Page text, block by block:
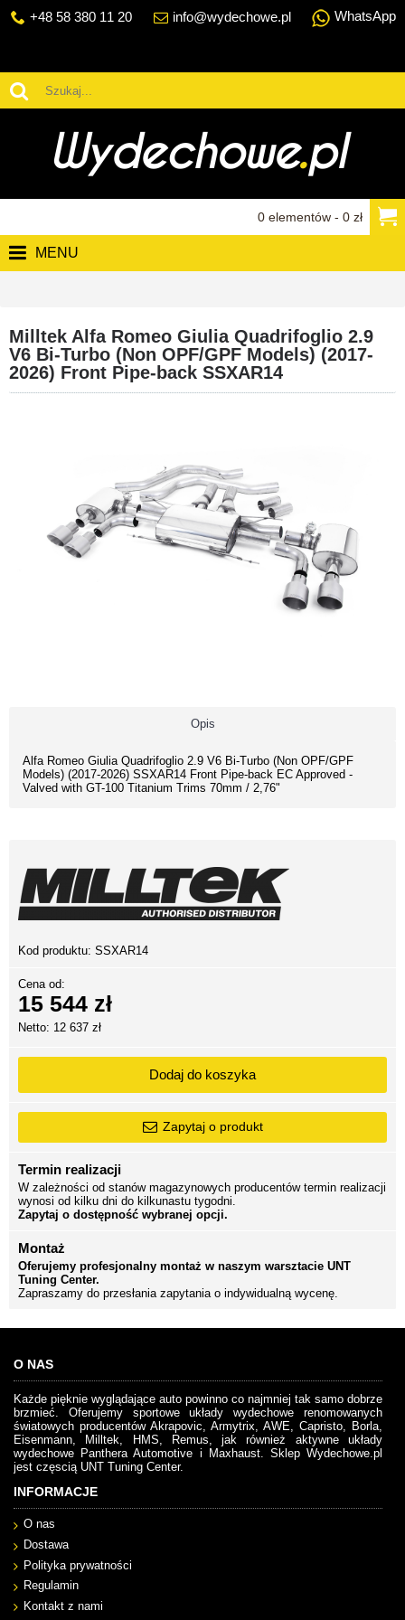
+48 58 380 11 20 info@wydechowe.pl WhatsApp
0 elementów - 0 zł
MENU
Milltek Alfa Romeo Giulia Quadrifoglio 2.9
V6 Bi-Turbo (Non OPF/GPF Models) (2017-
2026) Front Pipe-back SSXAR14
Opis
Alfa Romeo Giulia Quadrifoglio 2.9 V6 Bi-Turbo (Non OPF/GPF
Models) (2017-2026) SSXAR14 Front Pipe-back EC Approved -
Valved with GT-100 Titanium Trims 70mm / 2,76"
Kod produktu: SSXAR14
Cena od:
15 544 zł
Netto: 12 637 zł
Dodaj do koszyka
Zapytaj o produkt
Termin realizacji
W zależności od stanów magazynowych producentów termin realizacji
wynosi od kilku dni do kilkunastu tygodni.
Zapytaj o dostępność wybranej opcji.
Montaż
Oferujemy profesjonalny montaż w naszym warsztacie UNT
Tuning Center.
Zapraszamy do przesłania zapytania o indywidualną wycenę.
O NAS
Każde pięknie wyglądające auto powinno co najmniej tak samo dobrze
brzmieć. Oferujemy sportowe układy wydechowe renomowanych
światowych producentów Akrapovic, Armytrix, AWE, Capristo, Borla,
Eisenmann, Milltek, HMS, Remus, jak również aktywne układy
wydechowe Panthera Automotive i Maxhaust. Sklep Wydechowe.pl
jest częscią UNT Tuning Center.
INFORMACJE
O nas
Dostawa
Polityka prywatności
Regulamin
Kontakt z nami